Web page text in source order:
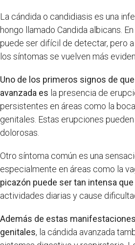
La cándida o candidiasis es una
hongo llamado Candida albicans.
puede ser difícil de detectar, pero
los síntomas se vuelven más
Uno de los primeros signos de
avanzada es la presencia de
persistentes en áreas como la
genitales. Estas erupciones
dolorosas.
Otro síntoma común es una
especialmente en áreas como la
picazón puede ser tan intensa que
actividades diarias y cause
Además de estas
genitales, la cándida avanzada